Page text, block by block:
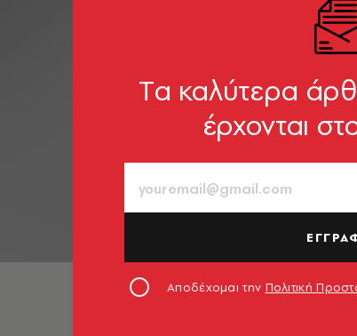
Tα καλύτερα
έρχονται
Αποδέχομαι την Πολιτική